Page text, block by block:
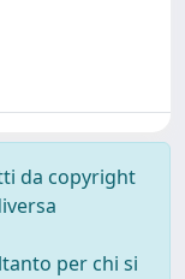
da copyright
per chi si